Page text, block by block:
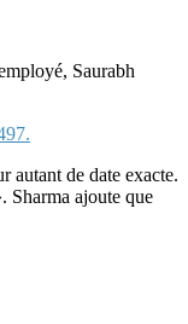
Saurabh
autant de date exacte.
Sharma ajoute que